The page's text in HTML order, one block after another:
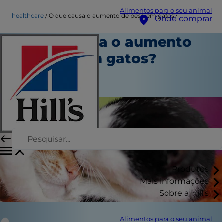
Alimentos para o seu animal
Onde comprar
Produtos
Mais informações
Sobre a Hill's
Alimentos para o seu animal
healthcare O que causa o aumento de peso em gatos?
O que causa o aumento
de peso em gatos?
Saúde
Autor da equipe